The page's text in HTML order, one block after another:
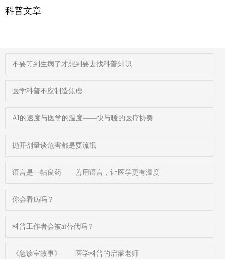
科普文章
不要等到生病了才想到要去找科普知识
医学科普不应制造焦虑
AI的速度与医学的温度——快与暖的医疗协奏
抛开剂量谈危害都是耍流氓
语言是一帖良药——善用语言，让医学更有温度
你会看病吗？
科普工作者会被ai替代吗？
《急诊室故事》——医学科普的启蒙老师